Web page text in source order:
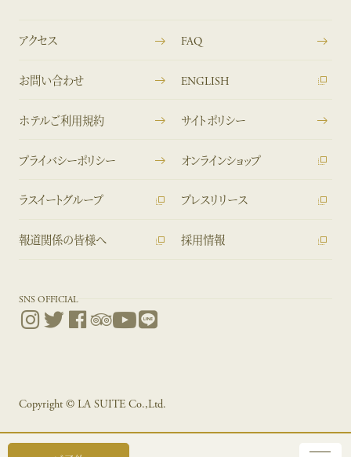
アクセス FAQ
お問い合わせ ENGLISH
ホテルご利用規約 サイトポリシー
プライバシーポリシー オンラインショップ
ラスイートグループ プレスリリース
報道関係の皆様へ 採用情報
SNS OFFICIAL
Copyright © LA SUITE Co.,Ltd.